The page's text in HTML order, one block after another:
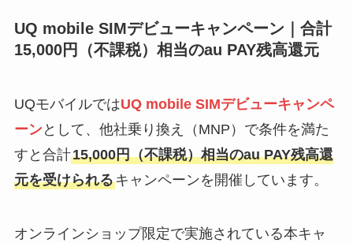
UQ mobile SIMデビューキャンペーン｜合計
15,000円（不課税）相当のau PAY残高還元
UQモバイルではUQ mobile SIMデビューキャンペ
ーン として、他社乗り換え（MNP）で条件を満た
すと合計15,000円（不課税）相当のau PAY残高還
元を受けられるキャンペーンを開催しています。
オンラインショップ限定で実施されている本キャ